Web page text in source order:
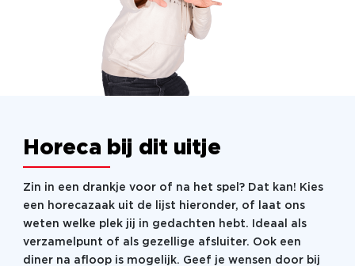
Horeca bij dit uitje
Zin in een drankje voor of na het spel? Dat kan! Kies
een horecazaak uit de lijst hieronder, of laat ons
weten welke plek jij in gedachten hebt. Ideaal als
verzamelpunt of als gezellige afsluiter. Ook een
diner na afloop is mogelijk. Geef je wensen door bij